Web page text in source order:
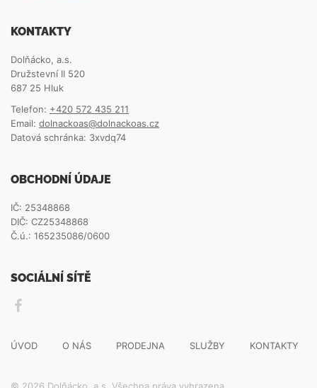
KONTAKTY
Dolňácko, a.s.
Družstevní II 520
687 25 Hluk
Telefon: +420 572 435 211
Email: dolnackoas@dolnackoas.cz
Datová schránka: 3xvdq74
OBCHODNÍ ÚDAJE
IČ: 25348868
DIČ: CZ25348868
Č.ú.: 165235086/0600
SOCIÁLNÍ SÍTĚ
ÚVOD O NÁS PRODEJNA SLUŽBY KONTAKTY